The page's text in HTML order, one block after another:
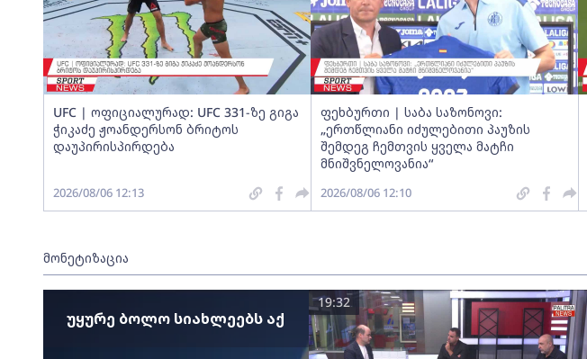
მონეტიზაცია
უყურე ბოლო სიახლეებს აქ
19:32
UFC | ოფიციალურად: UFC 331-ზე გიგა
ჭიკაძე ჟოანდერსონ ბრიტოს
დაუპირისპირდება
2026/08/06 12:13
ფეხბურთი | საბა საზონოვი:
„ერთწლიანი იძულებითი პაუზის
შემდეგ ჩემთვის ყველა მატჩი
მნიშვნელოვანია“
2026/08/06 12:10